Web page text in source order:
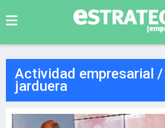
Actividad empresarial /
jarduera